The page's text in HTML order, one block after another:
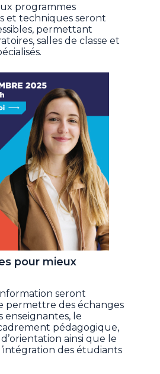
programmes
et techniques seront
permettant
salles de classe et
pour mieux
seront
permettre des échanges
enseignantes, le
pédagogique,
ainsi que le
des étudiants